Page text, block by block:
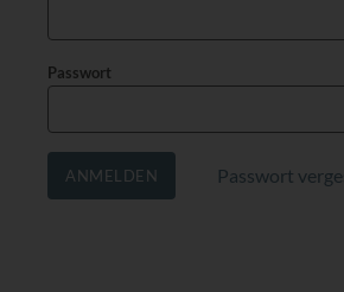
Passwort
ANMELDEN Passwort